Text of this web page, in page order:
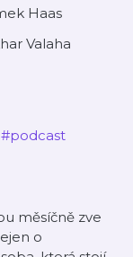
Haas
Valaha
#podcast
měsíčně zve
o